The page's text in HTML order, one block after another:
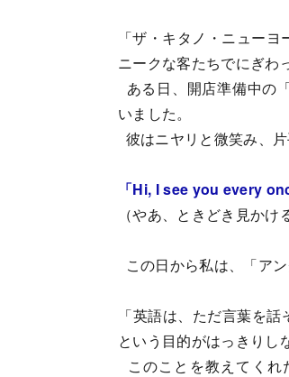
「ザ・キタノ・ニュー
ニークな客たちでにぎわ
ある日、開店準備中の
いました。
彼はニヤリと微笑み、
「Hi, I see you every
（やあ、ときどき見かけ
この日から私は、「ア
「英語は、ただ言葉を
という目的がはっきりし
このことを教えてく